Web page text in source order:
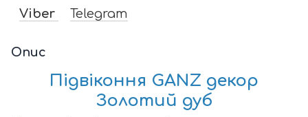
Viber Telegram
Опис
Підвіконня GANZ декор
Золотий дуб